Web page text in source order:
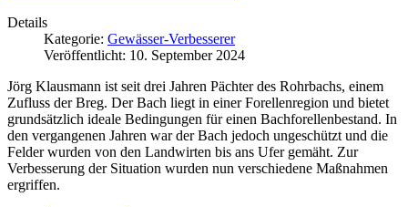
Details
Kategorie: Gewässer-Verbesserer
Veröffentlicht: 10. September 2024
Jörg Klausmann ist seit drei Jahren Pächter des Rohrbachs, einem
Zufluss der Breg. Der Bach liegt in einer Forellenregion und bietet
grundsätzlich ideale Bedingungen für einen Bachforellenbestand. In
den vergangenen Jahren war der Bach jedoch ungeschützt und die
Felder wurden von den Landwirten bis ans Ufer gemäht. Zur
Verbesserung der Situation wurden nun verschiedene Maßnahmen
ergriffen.